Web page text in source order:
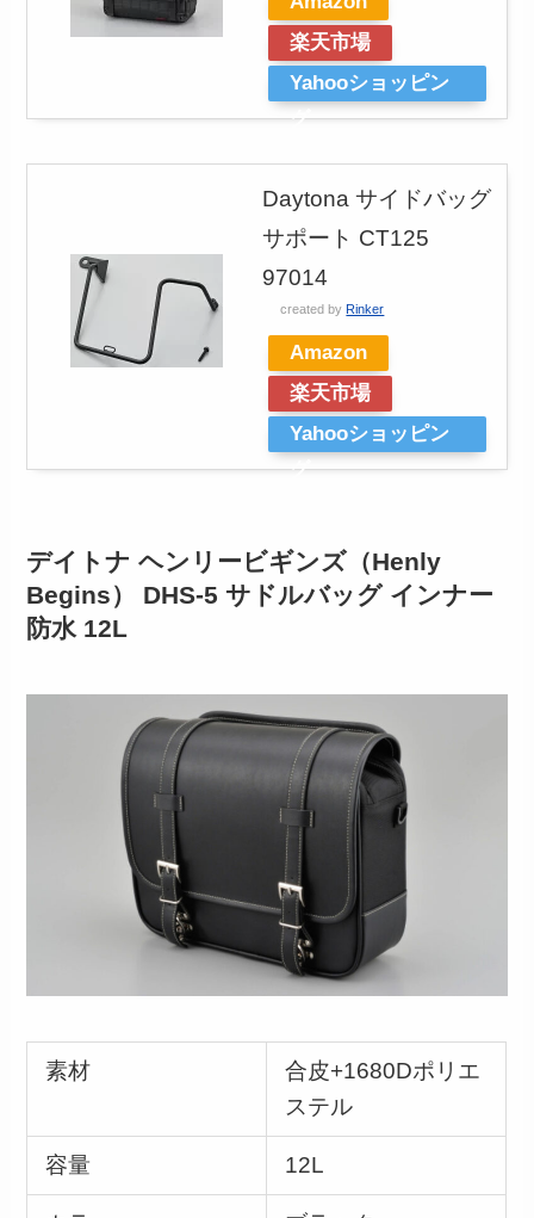
楽天市場
Yahooショッピン
グ
Daytona サイドバッグ
サポート CT125
97014
created by Rinker
Amazon
楽天市場
Yahooショッピン
グ
デイトナ ヘンリービギンズ（Henly
Begins） DHS-5 サドルバッグ インナー
防水 12L
素材
合皮+1680Dポリエ
ステル
容量 12L